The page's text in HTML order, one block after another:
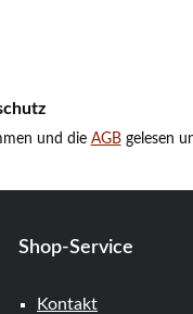
und die AGBgelesen
Shop-Service
Kontakt